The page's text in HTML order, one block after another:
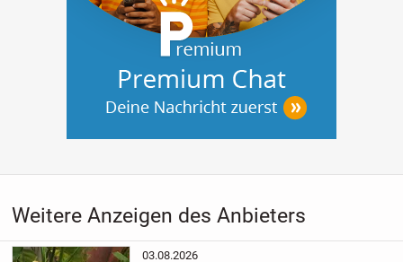
Weitere Anzeigen des Anbieters
03.08.2026